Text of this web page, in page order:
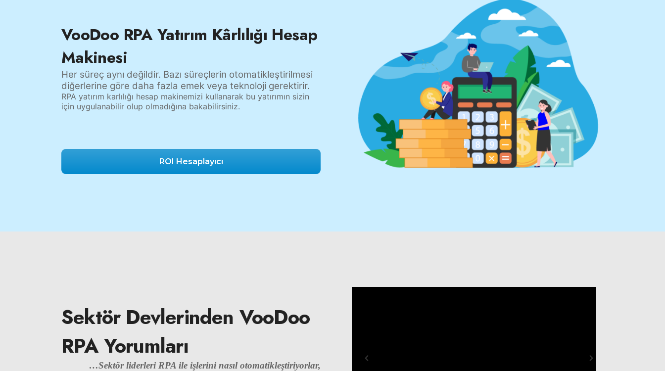
VooDoo RPA Yatırım Kârlılığı Hesap
Makinesi
Her süreç aynı değildir. Bazı süreçlerin otomatikleştirilmesi
diğerlerine göre daha fazla emek veya teknoloji gerektirir.
RPA yatırım karlılığı hesap makinemizi kullanarak bu yatırımın sizin
için uygulanabilir olup olmadığına bakabilirsiniz.
ROI Hesaplayıcı
Sektör Devlerinden VooDoo
RPA Yorumları
…Sektör liderleri RPA ile işlerini nasıl otomatikleştiriyorlar,